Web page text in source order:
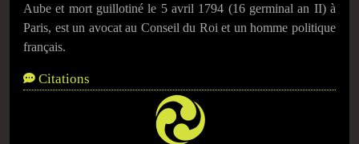
Aube et mort guillotiné le 5 avril 1794 (16 germinal an II) à
Paris, est un avocat au Conseil du Roi et un homme politique
français.
Citations